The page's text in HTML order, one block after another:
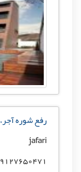
رفع شوره
jafari